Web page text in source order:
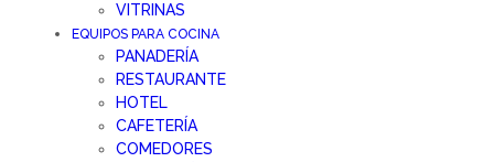
VITRINAS
EQUIPOS PARA COCINA
PANADERÍA
RESTAURANTE
HOTEL
CAFETERÍA
COMEDORES